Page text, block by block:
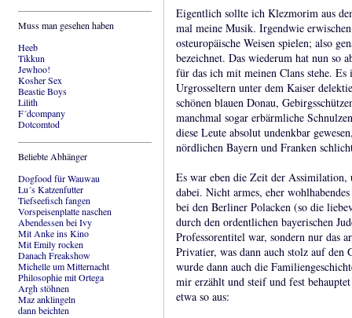
Muss man gesehen haben
Heeb
Tikkun
Jewhoo!
Kosher Sex
Beastie Boys
Lilith
F´dcompany
Dotcomtod
Beliebte Abhänger
Dogfood für Wauwau
Lu´s Katzenfutter
Tiefseefisch fangen
Vorspeisenplatte naschen
Abendessen bei Ivy
Mit Anke ins Kino
Mit Emily rocken
Danach Freakshow
Michelle um Mitternacht
Philosophie mit Ortega
Argh stöhnen
Maz anklingeln
dann beichten
Eigentlich sollte ich Klezmorim aus
mal meine Musik. Irgendwie
osteuropäische Weisen spielen; also
bezeichnet. Das wiederum hat nun so
für das ich mit meinen Clans stehe.
Urgrosseltern unter dem Kaiser
schönen blauen Donau,
manchmal sogar erbärmliche
diese Leute absolut undenkbar
nördlichen Bayern und Franken
Es war eben die Zeit der Assimilation,
dabei. Nicht armes, eher
bei den Berliner Polacken (so die
durch den ordentlichen bayerischen
Professorentitel war, sondern nur das
Privatier, was dann auch stolz auf
wurde dann auch die
mir erzählt und steif und fest
etwa so aus: